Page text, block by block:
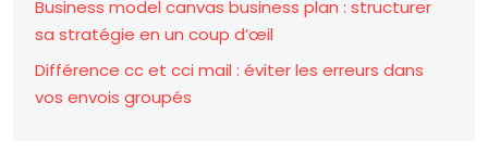
Business model canvas business plan : structurer
sa stratégie en un coup d’œil
Différence cc et cci mail : éviter les erreurs dans
vos envois groupés